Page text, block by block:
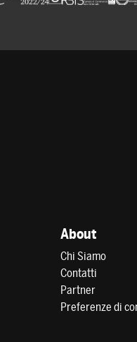
About
Chi Siamo
Contatti
Partner
Preferenze di